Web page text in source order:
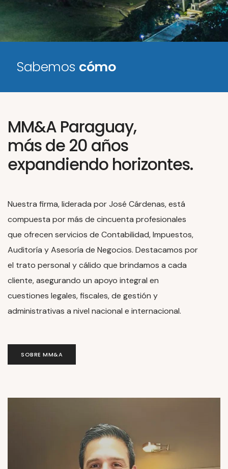
Sabemos cómo
MM&A Paraguay,
más de 20 años
expandiendo horizontes.
Nuestra firma, liderada por José Cárdenas, está
compuesta por más de cincuenta profesionales
que ofrecen servicios de Contabilidad, Impuestos,
Auditoría y Asesoría de Negocios. Destacamos por
el trato personal y cálido que brindamos a cada
cliente, asegurando un apoyo integral en
cuestiones legales, fiscales, de gestión y
administrativas a nivel nacional e internacional.
SOBRE MM&A